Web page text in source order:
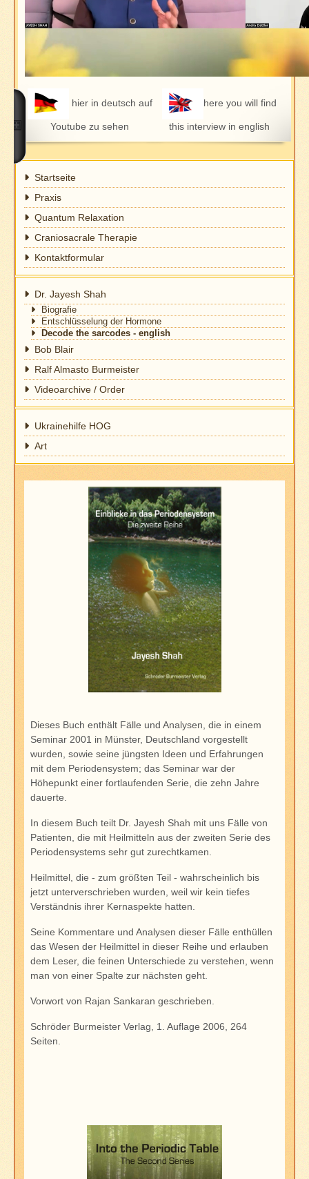
hier in deutsch auf
Youtube zu sehen
here you will find
this interview in english
Startseite
Praxis
Quantum Relaxation
Craniosacrale Therapie
Kontaktformular
Dr. Jayesh Shah
Biografie
Entschlüsselung der Hormone
Decode the sarcodes - english
Bob Blair
Ralf Almasto Burmeister
Videoarchive / Order
Ukrainehilfe HOG
Art
Dieses Buch enthält Fälle und Analysen, die in einem
Seminar 2001 in Münster, Deutschland vorgestellt
wurden, sowie seine jüngsten Ideen und Erfahrungen
mit dem Periodensystem; das Seminar war der
Höhepunkt einer fortlaufenden Serie, die zehn Jahre
dauerte.
In diesem Buch teilt Dr. Jayesh Shah mit uns Fälle von
Patienten, die mit Heilmitteln aus der zweiten Serie des
Periodensystems sehr gut zurechtkamen.
Heilmittel, die - zum größten Teil - wahrscheinlich bis
jetzt unterverschrieben wurden, weil wir kein tiefes
Verständnis ihrer Kernaspekte hatten.
Seine Kommentare und Analysen dieser Fälle enthüllen
das Wesen der Heilmittel in dieser Reihe und erlauben
dem Leser, die feinen Unterschiede zu verstehen, wenn
man von einer Spalte zur nächsten geht.
Vorwort von Rajan Sankaran geschrieben.
Schröder Burmeister Verlag, 1. Auflage 2006, 264
Seiten.